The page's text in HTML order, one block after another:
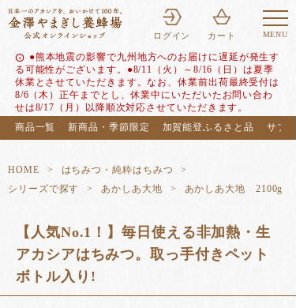
MENU
ログイン カート
info ●熊本地震の影響で九州地方へのお届けに遅延が発生す
る可能性がございます。●8/11（火）～8/16（日）は夏季
休業とさせていただきます。なお、休業前出荷最終受付は
8/6（木）正午までとし、休業中にいただいたお問い合わ
せは8/17（月）以降順次対応させていただきます。
商品一覧
新商品・季節限定 加賀能登ふるさと品 サブ
HOME
はちみつ・純粋はちみつ
シリーズで探す
あかしあ大地 あかしあ大地 2100g
【人気No.1！】毎日使える非加熱・生
アカシアはちみつ。取っ手付きペット
ボトル入り!